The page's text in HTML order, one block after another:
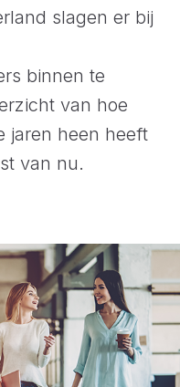
slagen er bij
binnen te
van hoe
jaren heen heeft
van nu.